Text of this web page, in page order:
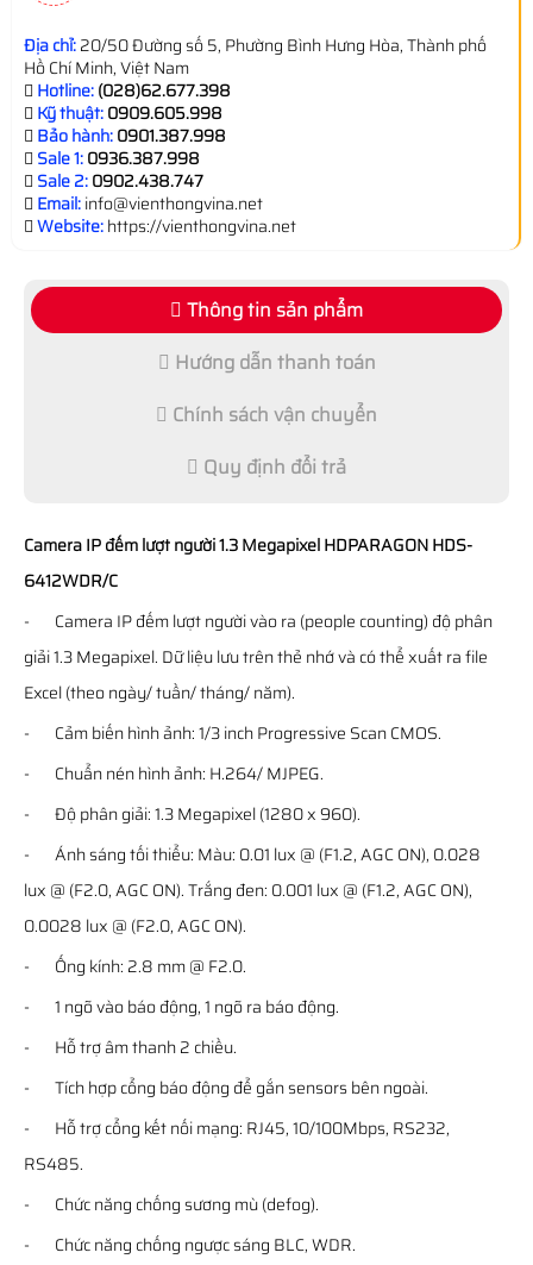
Địa chỉ:20/50 Đường số 5, Phường Bình Hưng Hòa, Thành phố
Hồ Chí Minh, Việt Nam
Hotline:(028)62.677.398
Kỹ thuật:0909.605.998
Bảo hành:0901.387.998
Sale 1:0936.387.998
Sale 2:0902.438.747
Email:info@vienthongvina.net
Website:https://vienthongvina.net
Thông tin sản phẩm
Hướng dẫn thanh toán
Chính sách vận chuyển
Quy định đổi trả
Camera IP đếm lượt người 1.3 Megapixel HDPARAGONHDS-
6412WDR/C
- Camera IP đếm lượt người vào ra (people counting) độ phân
giải 1.3 Megapixel. Dữ liệu lưu trên thẻ nhớ và có thể xuất ra file
Excel (theo ngày/ tuần/ tháng/ năm).
- Cảm biến hình ảnh: 1/3 inch Progressive Scan CMOS.
- Chuẩn nén hình ảnh: H.264/ MJPEG.
- Độ phân giải: 1.3 Megapixel (1280 x 960).
- Ánh sáng tối thiểu: Màu: 0.01 lux @ (F1.2, AGC ON), 0.028
lux @ (F2.0, AGC ON). Trắng đen: 0.001 lux @ (F1.2, AGC ON),
0.0028 lux @ (F2.0, AGC ON).
- Ống kính: 2.8 mm @ F2.0.
- 1 ngõ vào báo động, 1 ngõ ra báo động.
- Hỗ trợ âm thanh 2 chiều.
- Tích hợp cổng báo động để gắn sensors bên ngoài.
- Hỗ trợ cổng kết nối mạng: RJ45, 10/100Mbps, RS232,
RS485.
- Chức năng chống sương mù (defog).
- Chức năng chống ngược sáng BLC, WDR.